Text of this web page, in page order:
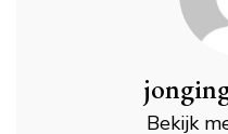
Bekijk